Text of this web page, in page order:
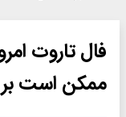
ممکن است بر